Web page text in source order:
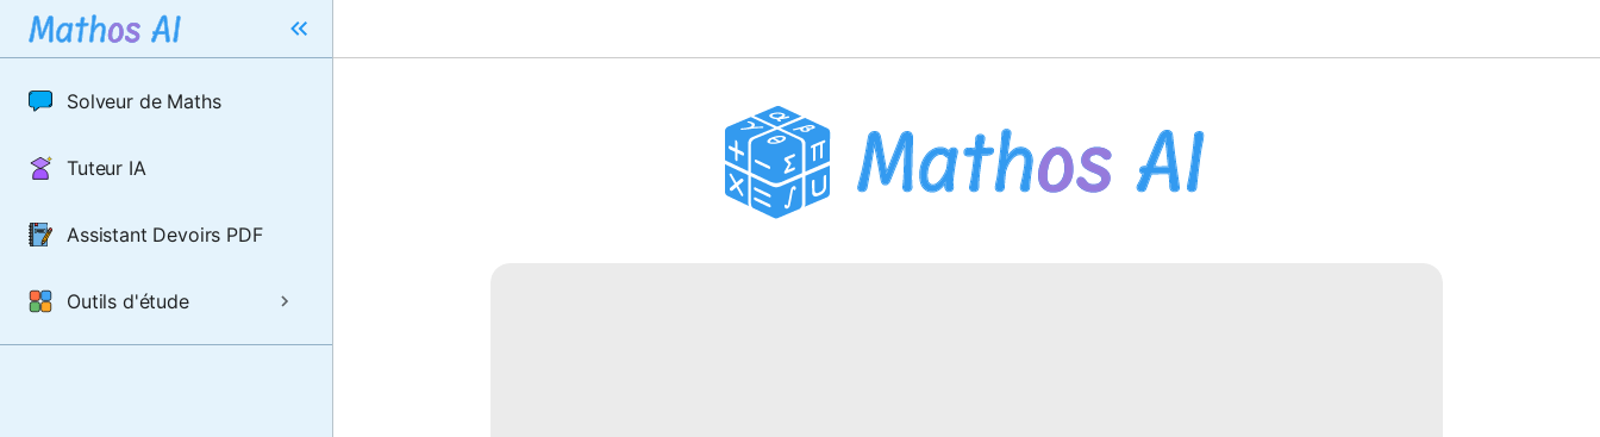
Solveur de Maths
Tuteur IA
Assistant Devoirs PDF
Outils d'étude